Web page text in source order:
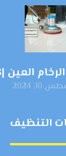
|0545307678
10, 2024
التنظيف